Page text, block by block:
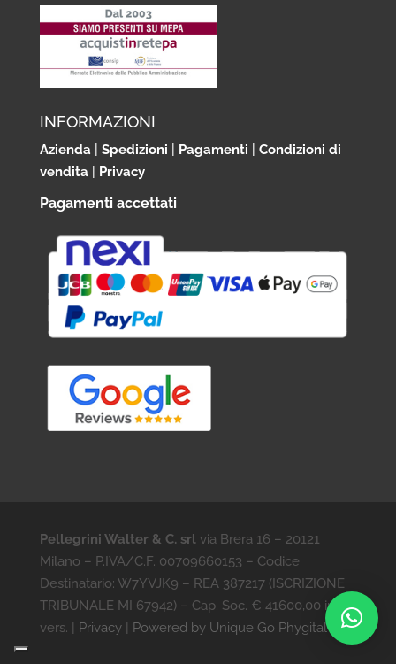
INFORMAZIONI
Azienda| Spedizioni Pagamenti
Condizioni di
vendita| Privacy
Pagamenti accettati
Pellegrini Walter & C. srlvia Brera 16 – 20121
Milano – P.IVA/C.F. 00709660153 – Codice
Destinatario: W7YVJK9 – REA 387217 (ISCRIZIONE
TRIBUNALE MI 67942) – Cap. Soc. € 41600,00 int.
vers. | Privacy| Powered by Unique Go Phygital